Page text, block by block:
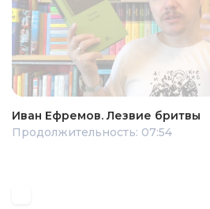
Иван Ефремов. Лезвие бритвы
Продолжительность: 07:54